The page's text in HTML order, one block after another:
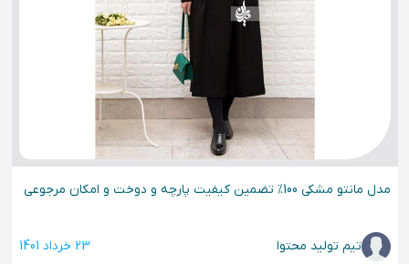
مدل مانتو مشکی 100% تضمین کیفیت پارچه و دوخت و امکان مرجوعی
تیم تولید محتوا 23 خرداد 1401